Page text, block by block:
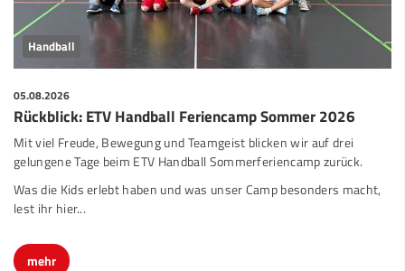
Handball
05.08.2026
Rückblick: ETV Handball Feriencamp Sommer 2026
Mit viel Freude, Bewegung und Teamgeist blicken wir auf drei
gelungene Tage beim ETV Handball Sommerferiencamp zurück.
Was die Kids erlebt haben und was unser Camp besonders macht,
lest ihr hier...
mehr